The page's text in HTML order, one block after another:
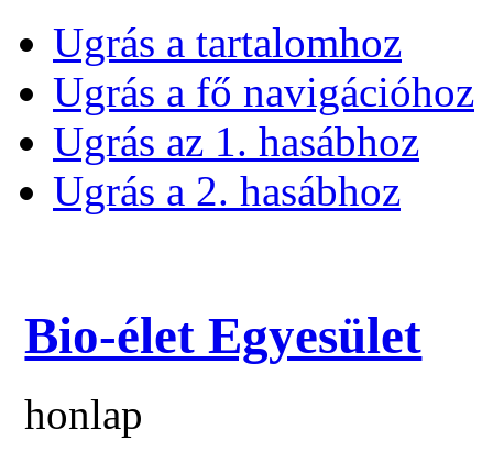
Ugrás a tartalomhoz
Ugrás a fő navigációhoz
Ugrás az 1. hasábhoz
Ugrás a 2. hasábhoz
Bio-élet Egyesület
honlap